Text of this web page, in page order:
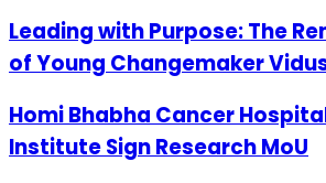
Leading with Purpose: The
of Young Changemaker
Homi Bhabha Cancer
Institute Sign Research MoU